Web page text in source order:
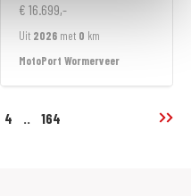
€ 16.699,-
Uit 2026 met 0 km
MotoPort Wormerveer
4 .. 164